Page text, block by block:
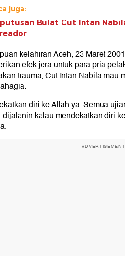
juga:
Bulat Cut Intan
kelahiran Aceh, 23 Maret
efek jera untuk para pria
trauma, Cut Intan Nabila mau
diri ke Allah ya. Semua
dijalanin kalau mendekatkan diri
ADVERTISEMENT